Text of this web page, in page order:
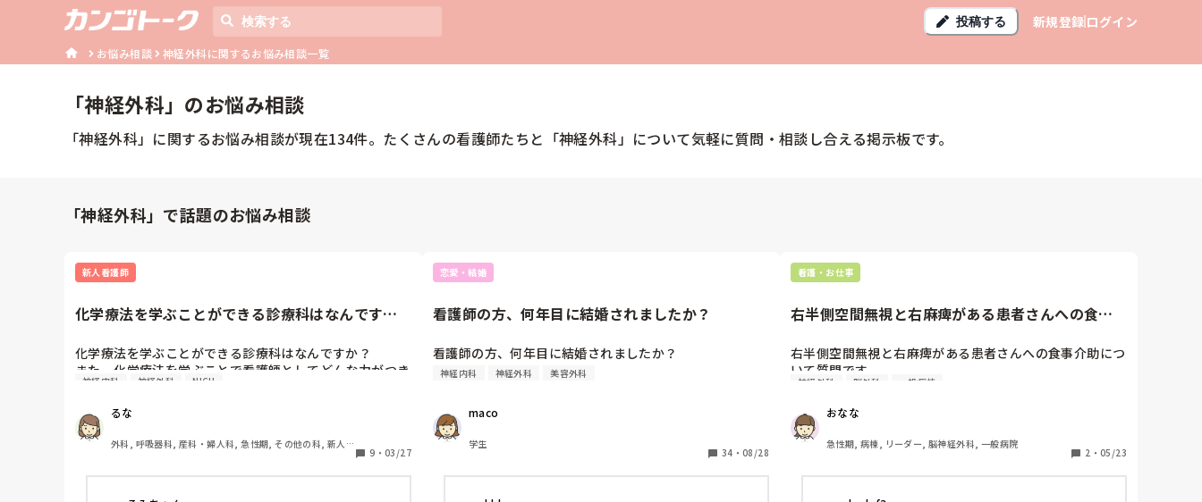
投稿する 新規登録ログイン
お悩み相談 神経外科に関するお悩み相談一覧
「神経外科」のお悩み相談
「神経外科」に関するお悩み相談が現在134件。たくさんの看護師たちと「神経外科」について気軽に質問・相談し合える掲示板です。
「神経外科」で話題のお悩み相談
新人看護師
化学療法を学ぶことができる診療科はなんです
化学療法を学ぶことができる診療科はなんですか？
また、化学療法を学ぶことで看護師としてどんな力がつき
神経内科 神経外科 NICU
るな
外科, 呼吸器科, 産科・婦人科, 急性期, その他の科, 新人ナ
9 ・ 03/27
恋愛・結婚
看護師の方、何年目に結婚されましたか？
看護師の方、何年目に結婚されましたか？
神経内科 神経外科 美容外科
maco
学生
34 ・ 08/28
看護・お仕事
右半側空間無視と右麻痺がある患者さんへの食事
右半側空間無視と右麻痺がある患者さんへの食事介助につ
いて質問です。
れて、、、
もちろん、リハビリを考えれば、無視がある方に意識を持
っていかせるべきではあると思いますが、全介助の患者さ
んでもそうした方が良いですか？患者の立場を考えると、
口に急に入ってくる感覚になり怖さがあるのではないかと
神経外科 脳外科 一般病棟
おなな
急性期, 病棟, リーダー, 脳神経外科, 一般病院
2 ・ 05/23